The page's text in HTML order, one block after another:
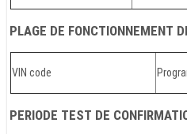
PLAGE DE FONCTIONNEMENT
VIN code
PERIODE TEST DE